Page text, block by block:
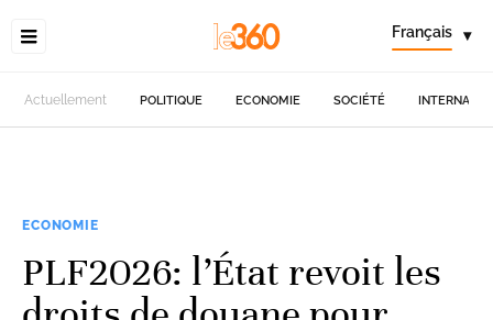
Français ▾
Actuellement POLITIQUE ECONOMIE SOCIÉTÉ
ECONOMIE
PLF2026: l’État revoit les